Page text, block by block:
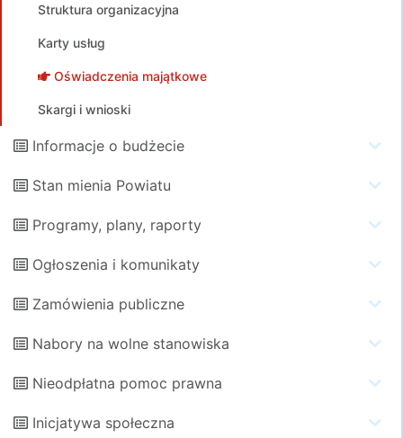
Struktura organizacyjna
Karty usług
Oświadczenia majątkowe
Skargi i wnioski
Informacje o budżecie
Stan mienia Powiatu
Programy, plany, raporty
Ogłoszenia i komunikaty
Zamówienia publiczne
Nabory na wolne stanowiska
Nieodpłatna pomoc prawna
Inicjatywa społeczna